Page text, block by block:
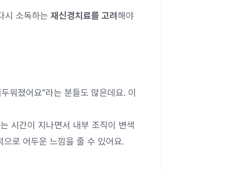
시 소독하는 재신경치료를 고려 해야
워졌어요"라는 분들도 많은데요. 이
시간이 지나면서 내부 조직이 변색
로 어두운 느낌을 줄 수 있어요.